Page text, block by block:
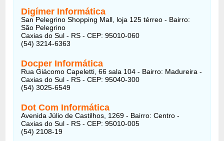
Digímer Informática
San Pelegrino Shopping Mall, loja 125 térreo - Bairro:
São Pelegrino
Caxias do Sul - RS - CEP: 95010-060
(54) 3214-6363
Docper Informática
Rua Giácomo Capeletti, 66 sala 104 - Bairro: Madureira -
Caxias do Sul - RS - CEP: 95040-300
(54) 3025-6549
Dot Com Informática
Avenida Júlio de Castilhos, 1269 - Bairro: Centro -
Caxias do Sul - RS - CEP: 95010-005
(54) 2108-19